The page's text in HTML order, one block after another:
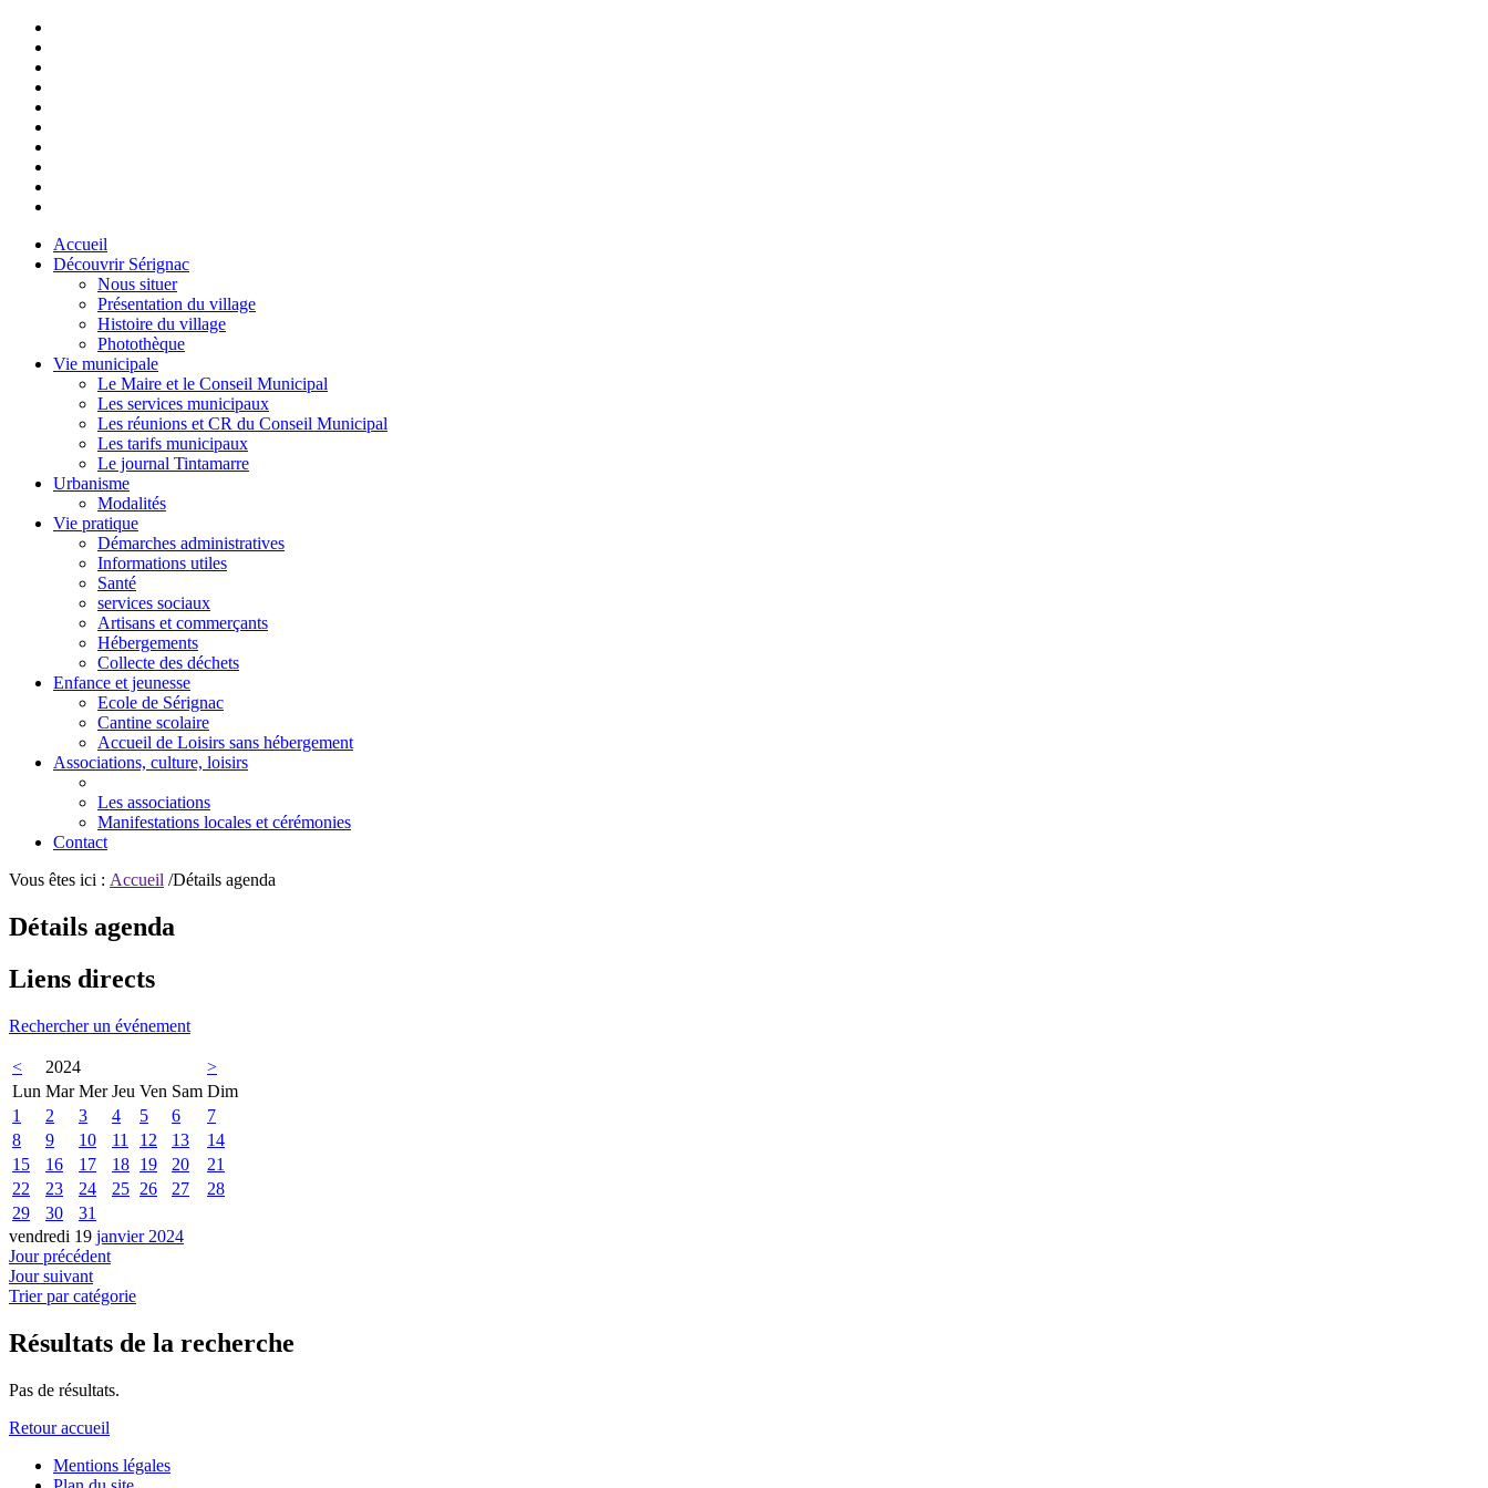
Accueil
Découvrir Sérignac
Nous situer
Présentation du village
Histoire du village
Photothèque
Vie municipale
Le Maire et le Conseil Municipal
Les services municipaux
Les réunions et CR du Conseil Municipal
Les tarifs municipaux
Le journal Tintamarre
Urbanisme
Modalités
Vie pratique
Démarches administratives
Informations utiles
Santé
services sociaux
Artisans et commerçants
Hébergements
Collecte des déchets
Enfance et jeunesse
Ecole de Sérignac
Cantine scolaire
Accueil de Loisirs sans hébergement
Associations, culture, loisirs
Les associations
Manifestations locales et cérémonies
Contact
Vous êtes ici : Accueil /Détails agenda
Détails agenda
Liens directs
Rechercher un événement
< 2024
>
Lun Mar Mer Jeu Ven Sam Dim
1
2 3 4 5 6
7
8
9 10 11 12 13
14
15
16 17 18 19 20
21
22
23 24 25 26 27
28
29
30
31
vendredi 19 janvier 2024
Jour précédent
Jour suivant
Trier par catégorie
Résultats de la recherche
Pas de résultats.
Retour accueil
Mentions légales